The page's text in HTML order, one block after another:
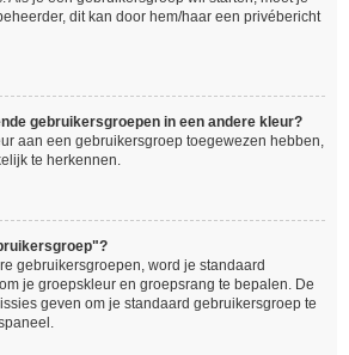
dit kan door hem/haar een privébericht
gebruikersgroepen in een andere kleur?
aan een gebruikersgroep toegewezen hebben,
te herkennen.
gebruikersgroepen, word je standaard
je groepskleur en groepsrang te bepalen. De
geven om je standaard gebruikersgroep te